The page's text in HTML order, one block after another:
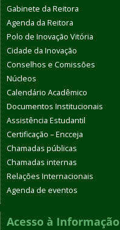
Gabinete da Reitora
Agenda da Reitora
Polo de Inovação Vitória
Cidade da Inovação
Conselhos e Comissões
Núcleos
Calendário Acadêmico
Documentos Institucionais
Assistência Estudantil
Certificação – Encceja
Chamadas públicas
Chamadas internas
Relações Internacionais
Agenda de eventos
Acesso à Informação